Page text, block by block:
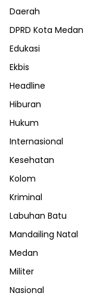
Daerah
DPRD Kota Medan
Edukasi
Ekbis
Headline
Hiburan
Hukum
Internasional
Kesehatan
Kolom
Kriminal
Labuhan Batu
Mandailing Natal
Medan
Militer
Nasional